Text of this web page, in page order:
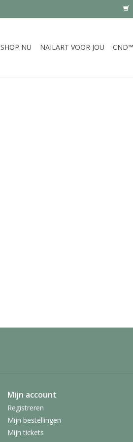
SHOP NU NAILART VOOR JOU
Mijn account
Registreren
Mijn bestellingen
Mijn tickets